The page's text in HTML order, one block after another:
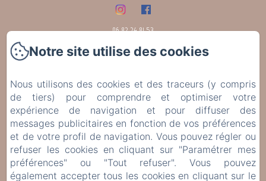
06.82.24.81.53
Accueil
Loft
Vintage
Que Faire Aux Alentours ?
Contact
Politique de confidentialité
Informations légales
Informations sur les cookies
Notre site utilise des cookies
Nous utilisons des cookies et des traceurs (y compris
de tiers) pour comprendre et optimiser votre
expérience de navigation et pour diffuser des
messages publicitaires en fonction de vos préférences
et de votre profil de navigation. Vous pouvez régler ou
refuser les cookies en cliquant sur "Paramétrer mes
préférences" ou "Tout refuser". Vous pouvez
également accepter tous les cookies en cliquant sur le